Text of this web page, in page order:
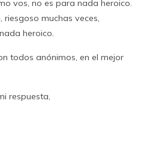
vos, no es para nada heroico.
muchas veces,
heroico.
todos anónimos, en el mejor
respuesta,